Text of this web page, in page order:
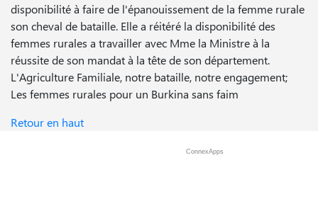
disponibilité à faire de l'épanouissement de la femme rurale
son cheval de bataille. Elle a réitéré la disponibilité des
femmes rurales a travailler avec Mme la Ministre à la
réussite de son mandat à la tête de son département.
L'Agriculture Familiale, notre bataille, notre engagement;
Les femmes rurales pour un Burkina sans faim
Retour en haut
ConnexApps